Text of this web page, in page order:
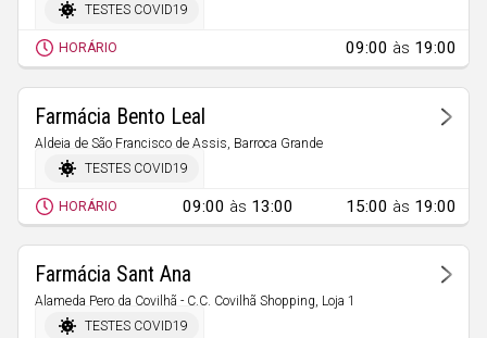
TESTES COVID19
HORÁRIO 09:00 às 19:00
Farmácia Bento Leal
Aldeia de São Francisco de Assis, Barroca Grande
Aldeia de São Francisco de Assis
TESTES COVID19
HORÁRIO 09:00 às 13:00 15:00 às 19:00
Farmácia Sant Ana
Alameda Pero da Covilhã - C.C. Covilhã Shopping, Loja 1
Boidobra
TESTES COVID19